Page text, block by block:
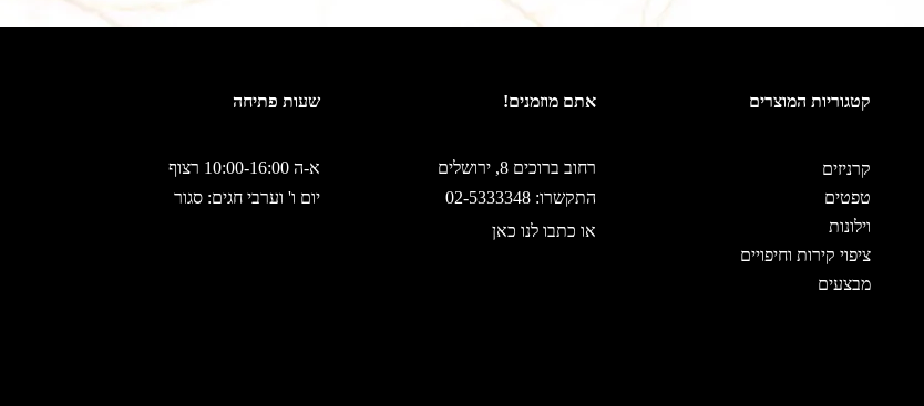
קטגוריות המוצרים
קרניזים
טפטים
וילונות
ציפוי קירות וחיפויים
מבצעים
אתם מוזמנים!
רחוב ברוכים 8, ירושלים
התקשרו: 02-5333348
או כתבו לנו כאן
שעות פתיחה
א-ה 10:00-16:00 רצוף
יום ו' וערבי חגים: סגור